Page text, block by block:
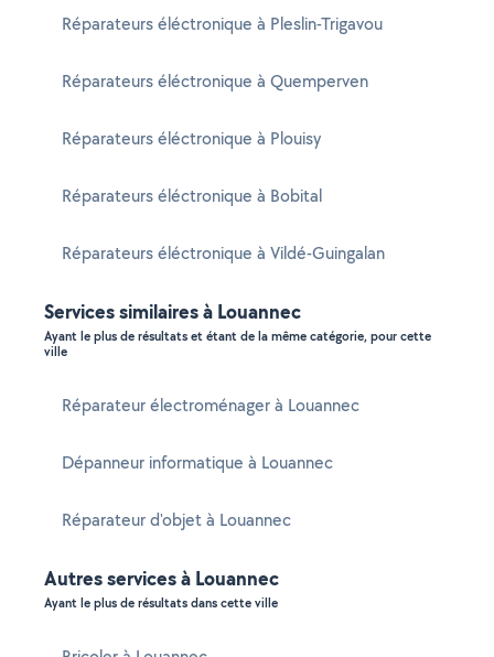
Réparateurs éléctronique à Pleslin-Trigavou
Réparateurs éléctronique à Quemperven
Réparateurs éléctronique à Plouisy
Réparateurs éléctronique à Bobital
Réparateurs éléctronique à Vildé-Guingalan
Services similaires à Louannec
Ayant le plus de résultats et étant de la même catégorie, pour cette
ville
Réparateur électroménager à Louannec
Dépanneur informatique à Louannec
Réparateur d'objet à Louannec
Autres services à Louannec
Ayant le plus de résultats dans cette ville